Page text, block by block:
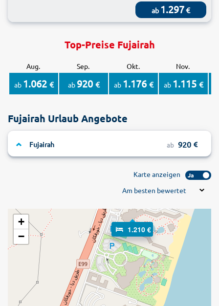
ab 1.297€
Top-Preise Fujairah
Aug. Sep. Okt. Nov.
ab 1.062 € ab 920 € ab 1.176 € ab 1.115 €
Fujairah Urlaub Angebote
Fujairah ab 920
Karte anzeigen Ja
Am besten bewertet
1.210 €
+
−